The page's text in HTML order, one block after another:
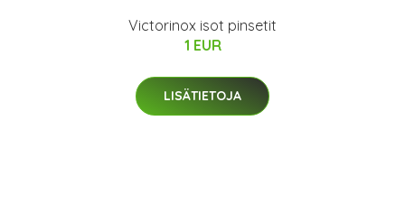
Victorinox isot pinsetit
1 EUR
LISÄTIETOJA